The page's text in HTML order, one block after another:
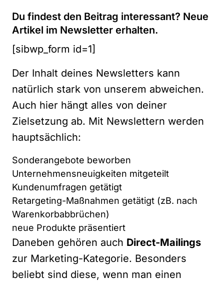
Du findest den Beitrag interessant? Neue
Artikel im Newsletter erhalten.
[sibwp_form id=1]
Der Inhalt deines Newsletters kann
natürlich stark von unserem abweichen.
Auch hier hängt alles von deiner
Zielsetzung ab. Mit Newslettern werden
hauptsächlich:
Sonderangebote beworben
Unternehmensneuigkeiten mitgeteilt
Kundenumfragen getätigt
Retargeting-Maßnahmen getätigt (zB. nach
Warenkorbabbrüchen)
neue Produkte präsentiert
Daneben gehören auch Direct-Mailings
zur Marketing-Kategorie. Besonders
beliebt sind diese, wenn man einen